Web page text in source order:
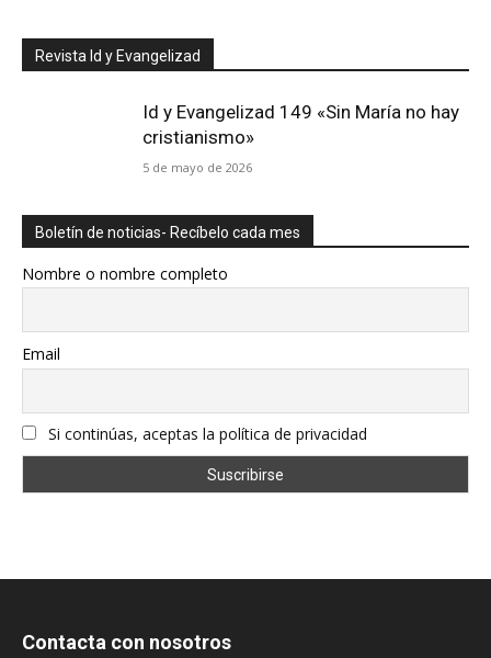
Revista Id y Evangelizad
Id y Evangelizad 149 «Sin María no hay
cristianismo»
5 de mayo de 2026
Boletín de noticias- Recíbelo cada mes
Nombre o nombre completo
Email
Si continúas, aceptas la política de privacidad
Contacta con nosotros